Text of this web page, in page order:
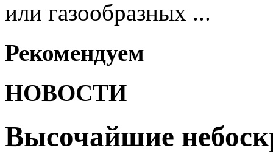
или газообразных ...
Рекомендуем
НОВОСТИ
Высочайшие